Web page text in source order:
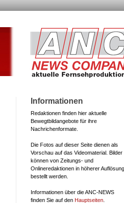
Informationen
Redaktionen finden hier aktuelle
Bewegtbildangebote für ihre
Nachrichenformate.
Die Fotos auf dieser Seite dienen als
Vorschau auf das Videomaterial. Bilder
können von Zeitungs- und
Onlineredaktionen in höherer Auflösung
bestellt werden.
Informationen über die ANC-NEWS
finden Sie auf den Hauptseiten